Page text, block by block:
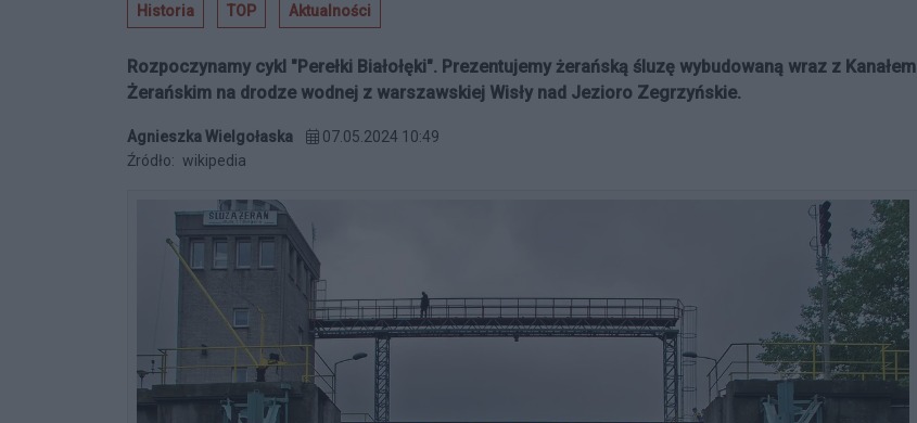
Historia TOP Aktualności
Rozpoczynamy cykl "Perełki Białołęki". Prezentujemy żerańską śluzę wybudowaną wraz z Kanałem
Żerańskim na drodze wodnej z warszawskiej Wisły nad Jezioro Zegrzyńskie.
Agnieszka Wielgołaska
07.05.2024 10:49
Źródło: wikipedia